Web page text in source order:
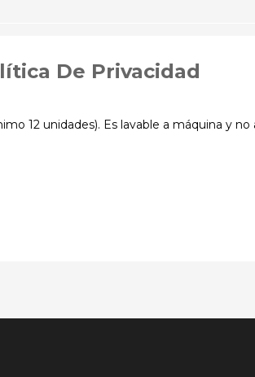
De Privacidad
12 unidades). Es lavable a máquina y no